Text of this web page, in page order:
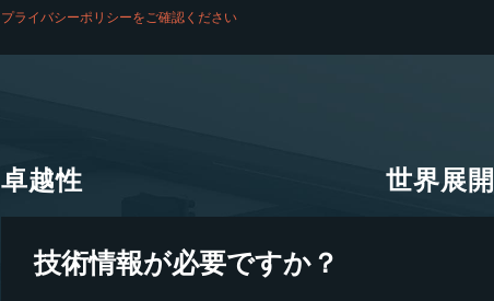
プライバシーポリシーをご確認ください
卓越性
卓越性 世界展開
世界展開
技術情報が必要ですか？